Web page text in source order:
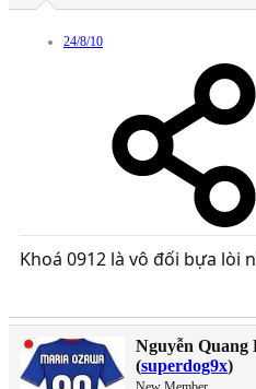
24/8/10
Khoá 0912 là vô đối bựa lòi
Nguyễn Quang
(superdog9x)